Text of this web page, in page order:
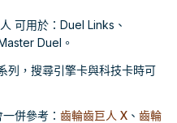
可用於：Duel Links、
Duel。
列，搜尋引擎卡與科技卡時可
併參考： 齒輪齒巨人 X 、 齒輪